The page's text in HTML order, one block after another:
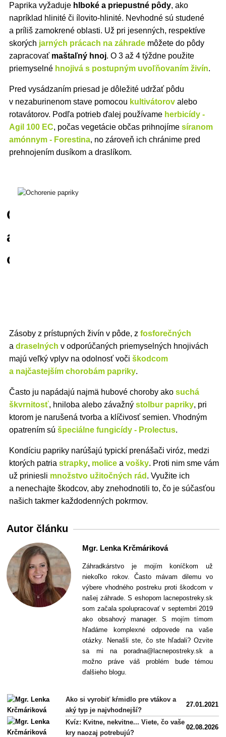
Paprika vyžaduje hlboké a priepustné pôdy, ako
napríklad hlinité či ílovito-hlinité. Nevhodné sú studené
a príliš zamokrené oblasti. Už pri jesenných, respektíve
skorých jarných prácach na záhrademôžete do pôdy
zapracovať maštaľný hnoj. O 3 až 4 týždne použite
priemyselné hnojivá s postupným uvoľňovaním živín.
Pred vysádzaním priesad je dôležité udržať pôdu
v nezaburinenom stave pomocou kultivátorovalebo
rotavátorov. Podľa potrieb ďalej používame herbicídy -
Agil 100 EC, počas vegetácie občas prihnojíme síranom
amónnym - Forestina, no zároveň ich chránime pred
prehnojením dusíkom a draslíkom.
Ochorenia
a
ochrana
Zásoby z prístupných živín v pôde, z fosforečných
a draselných v odporúčaných priemyselných hnojivách
majú veľký vplyv na odolnosť voči škodcom
a najčastejším chorobám papriky.
Často ju napádajú najmä hubové choroby ako suchá
škvrnitosť, hniloba alebo závažný stolbur papriky, pri
ktorom je narušená tvorba a klíčivosť semien. Vhodným
opatrením sú špeciálne fungicídy - Prolectus.
Kondíciu papriky narúšajú typickí prenášači viróz, medzi
ktorých patria strapky, molicea vošky. Proti nim sme vám
už priniesli množstvo užitočných rád . Využite ich
a nenechajte škodcov, aby znehodnotili to, čo je súčasťou
našich takmer každodenných pokrmov.
Autor článku
Mgr. Lenka Krčmáriková
Záhradkárstvo je mojím koníčkom už
niekoľko rokov. Často mávam dilemu vo
výbere vhodného postreku proti škodcom v
našej záhrade. S eshopom lacnepostreky.sk
som začala spolupracovať v septembri 2019
ako obsahový manager. S mojím tímom
hľadáme komplexné odpovede na vaše
otázky. Nenašli ste, čo ste hľadali? Ozvite
sa mi na poradna@lacnepostreky.sk a
možno práve váš problém bude témou
ďalšieho blogu.
Ako si vyrobiť kŕmidlo pre vtákov a
aký typ je najvhodnejší?
27.01.2021
Kvíz: Kvitne, nekvitne... Viete, čo vaše
kry naozaj potrebujú?
02.08.2026